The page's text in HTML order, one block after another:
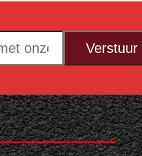
Verstuur